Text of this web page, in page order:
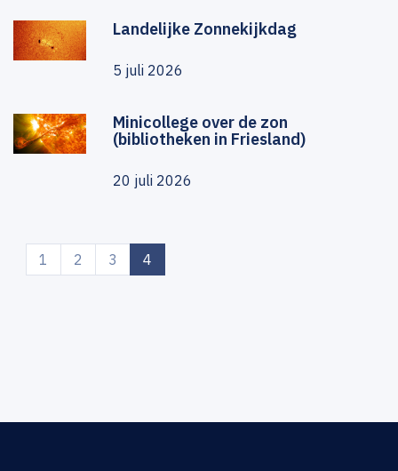
Landelijke Zonnekijkdag
5 juli 2026
Minicollege over de zon
(bibliotheken in Friesland)
20 juli 2026
1 2 3 4